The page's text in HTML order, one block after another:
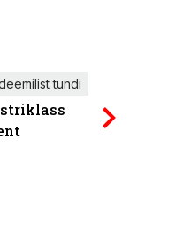
tundi